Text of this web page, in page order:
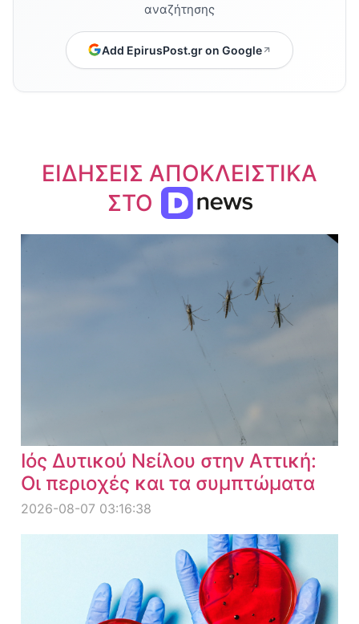
αναζήτησης
Add EpirusPost.gr on Google
ΕΙΔΗΣΕΙΣ ΑΠΟΚΛΕΙΣΤΙΚΑ
ΣΤΟ
Ιός Δυτικού Νείλου στην Αττική:
Οι περιοχές και τα συμπτώματα
2026-08-07 03:16:38